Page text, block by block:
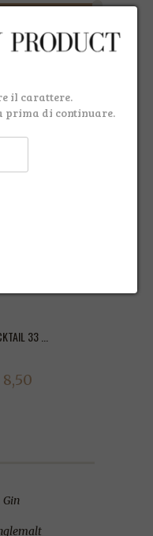
€0—€279
33 ...
Gin
il carattere.
prima di continuare.